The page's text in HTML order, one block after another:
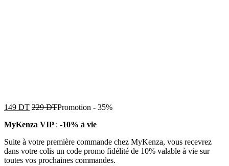
149 DT 229DTPromotion - 35%
MyKenza VIP : -10% à vie
Suite à votre première commande chez MyKenza, vous recevrez
dans votre colis un code promo fidélité de 10% valable à vie sur
toutes vos prochaines commandes.